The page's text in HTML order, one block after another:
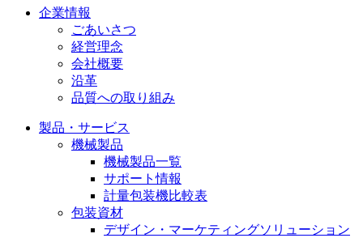
企業情報
ごあいさつ
経営理念
会社概要
沿革
品質への取り組み
製品・サービス
機械製品
機械製品一覧
サポート情報
計量包装機比較表
包装資材
デザイン・マーケティングソリューション